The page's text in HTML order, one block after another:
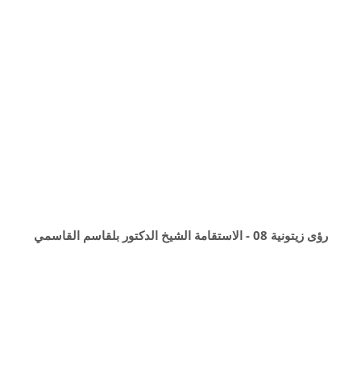
رؤى زيتونية 08 - الاستقامة الشيخ الدكتور بلقاسم القاسمي